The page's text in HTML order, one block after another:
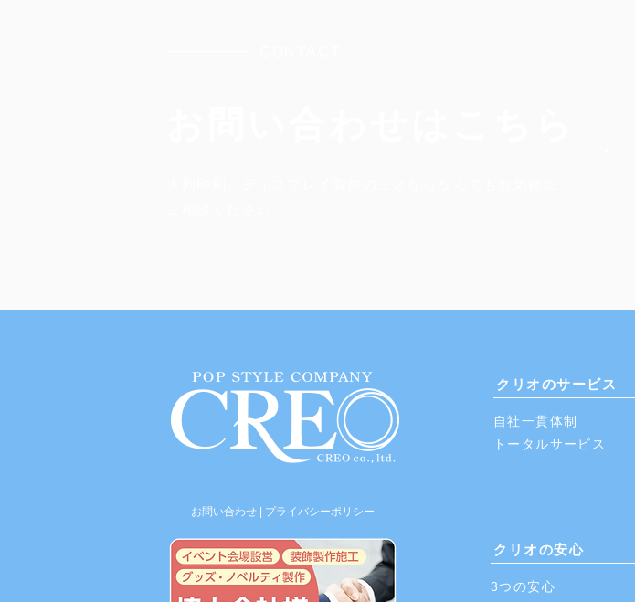
クリオのサービス
自社一貫体制
​トータルサービス
お問い合わせ プライバシーポリシー
クリオの安心
3つの​安心